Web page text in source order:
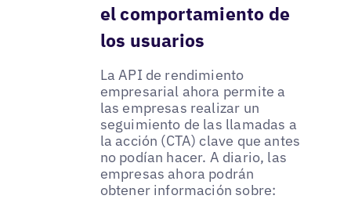
el comportamiento de
los usuarios
La API de rendimiento
empresarial ahora permite a
las empresas realizar un
seguimiento de las llamadas a
la acción (CTA) clave que antes
no podían hacer. A diario, las
empresas ahora podrán
obtener información sobre: